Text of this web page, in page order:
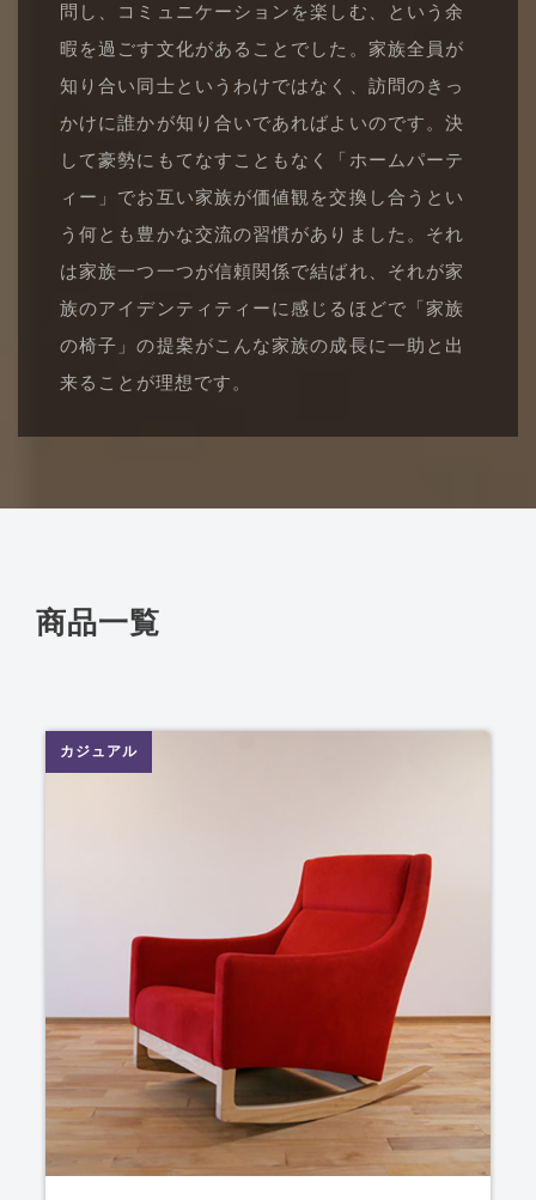
問し、コミュニケーションを楽しむ、という余
暇を過ごす文化があることでした。家族全員が
知り合い同士というわけではなく、訪問のきっ
かけに誰かが知り合いであればよいのです。決
して豪勢にもてなすこともなく「ホームパーテ
ィー」でお互い家族が価値観を交換し合うとい
う何とも豊かな交流の習慣がありました。それ
は家族一つ一つが信頼関係で結ばれ、それが家
族のアイデンティティーに感じるほどで「家族
の椅子」の提案がこんな家族の成長に一助と出
来ることが理想です。
商品一覧
カジュアル